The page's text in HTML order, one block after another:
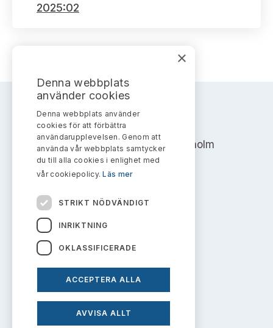
2025:02
AKTIEMARKNADSNÄMNDEN
Address: Box 7354, 103 90 Stockholm
info@aktiemarknadsnamnden.se
Om innehållet
Om webbplatsen
×
Denna webbplats
använder cookies
Denna webbplats använder
cookies för att förbättra
användarupplevelsen. Genom att
använda vår webbplats samtycker
du till alla cookies i enlighet med
vår cookiepolicy.Läs mer
STRIKT NÖDVÄNDIGT
INRIKTNING
OKLASSIFICERADE
ACCEPTERA ALLA
AVVISA ALLT